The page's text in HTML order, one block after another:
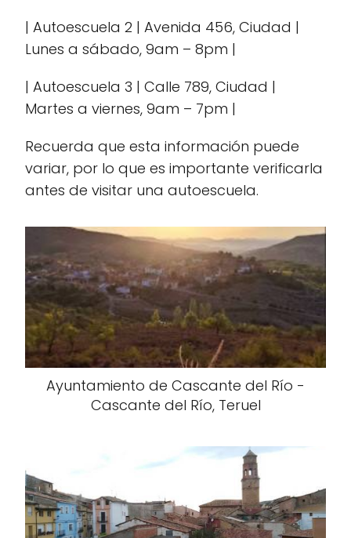
| Autoescuela 2 | Avenida 456, Ciudad |
Lunes a sábado, 9am – 8pm |
| Autoescuela 3 | Calle 789, Ciudad |
Martes a viernes, 9am – 7pm |
Recuerda que esta información puede
variar, por lo que es importante verificarla
antes de visitar una autoescuela.
Ayuntamiento de Cascante del Río -
Cascante del Río, Teruel